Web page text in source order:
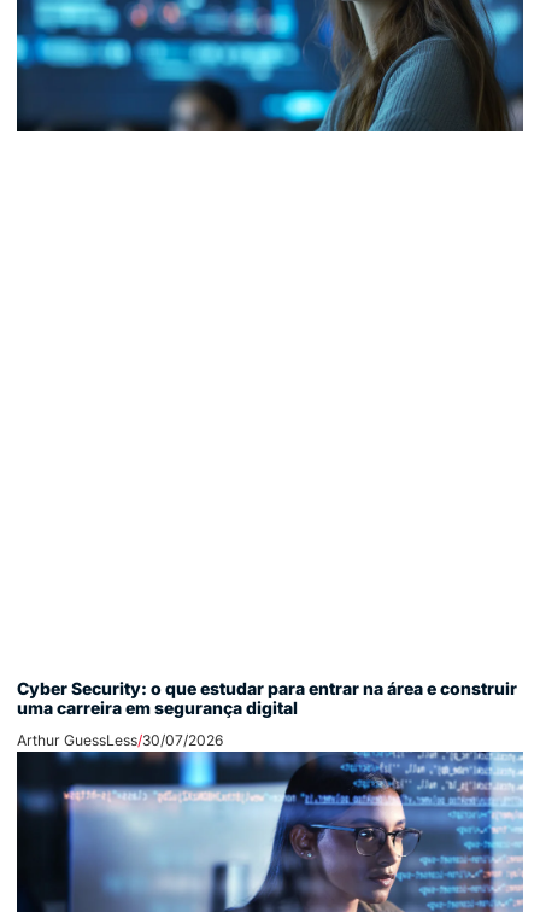
Cyber Security: o que estudar para entrar na área e construir
uma carreira em segurança digital
Arthur GuessLess 30/07/2026